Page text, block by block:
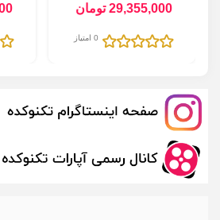
29,355,000 تومان
0 امتیاز